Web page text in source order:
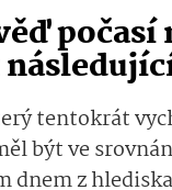
počasí
tentokrát
být ve
dnem z